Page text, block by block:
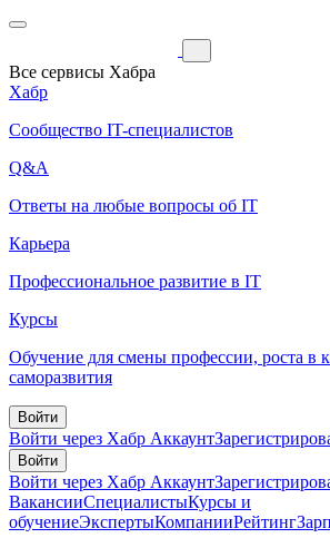
Все сервисы Хабра
Хабр
Сообщество IT-специалистов
Q&A
Ответы на любые вопросы об IT
Карьера
Профессиональное развитие в IT
Курсы
Обучение для смены профессии, роста в
саморазвития
Войти
Войти через Хабр Аккаунт
Войти
Войти через Хабр Аккаунт
ВакансииСпециалистыКурсы и
обучениеЭкспертыКомпанииРейтинг